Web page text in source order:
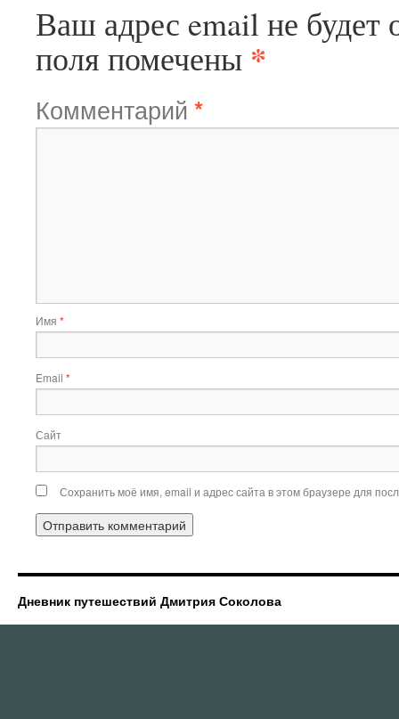
Ваш адрес email не будет
поля помечены *
Комментарий *
Имя *
Email *
Сайт
Сохранить моё имя, email и адрес сайта в этом браузере для
Дневник путешествий Дмитрия Соколова